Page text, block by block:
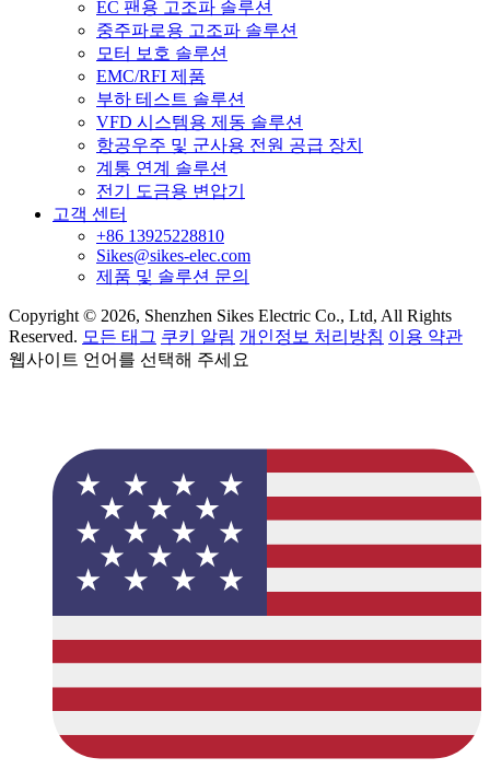
EC 팬용 고조파 솔루션
중주파로용 고조파 솔루션
모터 보호 솔루션
EMC/RFI 제품
부하 테스트 솔루션
VFD 시스템용 제동 솔루션
항공우주 및 군사용 전원 공급 장치
계통 연계 솔루션
전기 도금용 변압기
고객 센터
+86 13925228810
Sikes@sikes-elec.com
제품 및 솔루션 문의
Copyright © 2026, Shenzhen Sikes Electric Co., Ltd, All Rights
Reserved. 모든 태그 쿠키 알림 개인정보 처리방침 이용 약관
웹사이트 언어를 선택해 주세요